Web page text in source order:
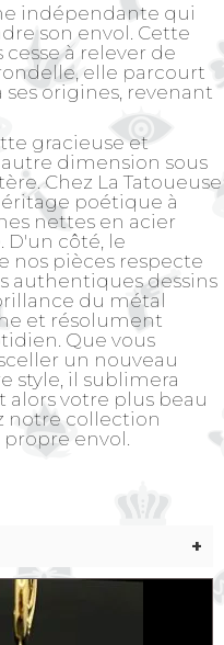
indépendante qui
son envol. Cette
cesse à relever de
elle parcourt
origines, revenant
gracieuse et
dimension sous
Chez La Tatoueuse
poétique à
nettes en acier
côté, le
nos pièces respecte
authentiques dessins
du métal
et résolument
Que vous
un nouveau
style, il sublimera
alors votre plus beau
notre collection
envol.